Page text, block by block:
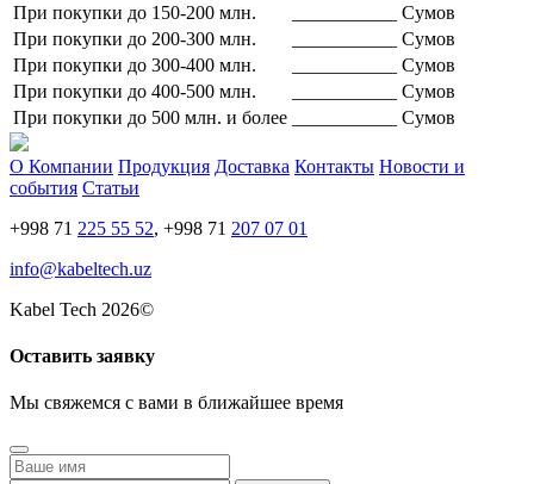
При покупки до 150-200 млн.
Сумов
При покупки до 200-300 млн.
Сумов
При покупки до 300-400 млн.
Сумов
При покупки до 400-500 млн.
Сумов
При покупки до 500 млн. и более
Сумов
О Компании Продукция Доставка Контакты Новости и
события Статьи
+998 71 225 55 52, +998 71 207 07 01
info@kabeltech.uz
Kabel Tech 2026©
Оставить заявку
Мы свяжемся с вами в ближайшее время